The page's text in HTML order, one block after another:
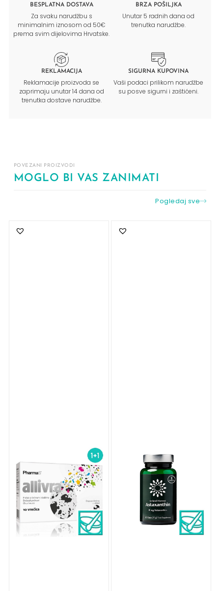
BESPLATNA DOSTAVA
Za svaku narudžbu s
minimalnim iznosom od 50€
prema svim dijelovima Hrvatske.
BRZA POŠILJKA
Unutar 5 radnih dana od
trenutka narudžbe.
REKLAMACIJA
Reklamacije proizvoda se
zaprimaju unutar 14 dana od
trenutka dostave narudžbe.
SIGURNA KUPOVINA
Vaši podaci prilikom narudžbe
su posve sigurni i zaštićeni.
POVEZANI PROIZVODI
MOGLO BI VAS ZANIMATI
Pogledaj sve